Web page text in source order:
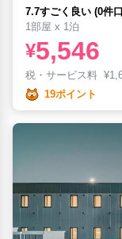
7.7すごく良い (0件
1部屋 x 1泊
¥5,546
税・サービス料 ¥
19ポイント